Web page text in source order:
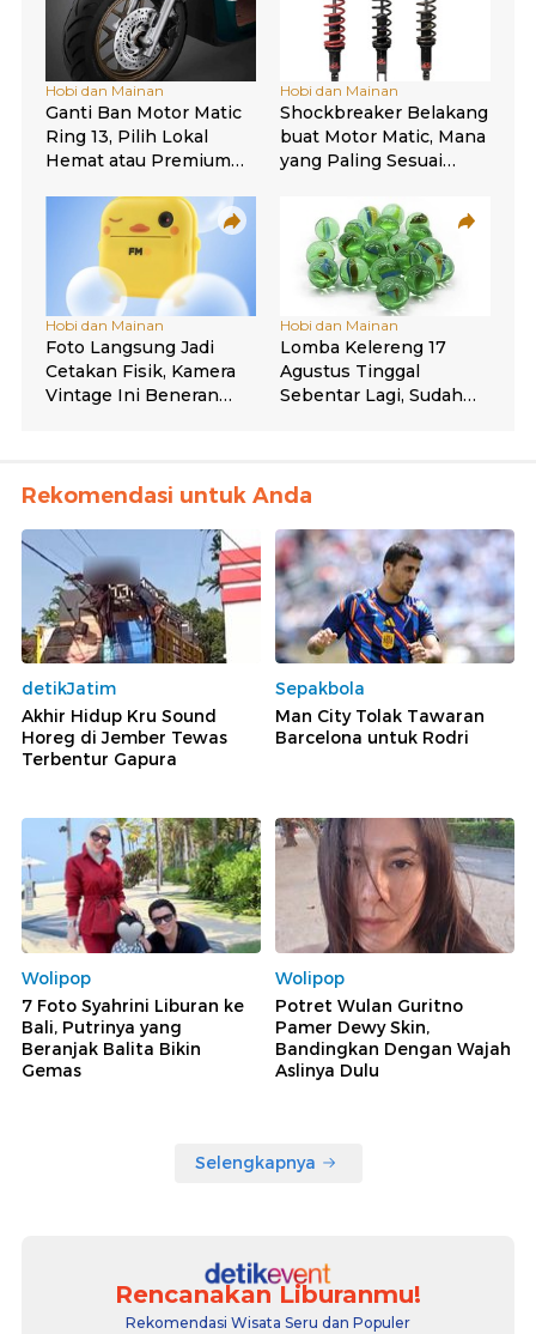
Rekomendasi untuk Anda
detikJatim
Akhir Hidup Kru Sound
Horeg di Jember Tewas
Terbentur Gapura
Sepakbola
Man City Tolak Tawaran
Barcelona untuk Rodri
Wolipop
7 Foto Syahrini Liburan ke
Bali, Putrinya yang
Beranjak Balita Bikin
Gemas
Wolipop
Potret Wulan Guritno
Pamer Dewy Skin,
Bandingkan Dengan Wajah
Aslinya Dulu
Selengkapnya
Rencanakan Liburanmu!
Rekomendasi Wisata Seru dan Populer